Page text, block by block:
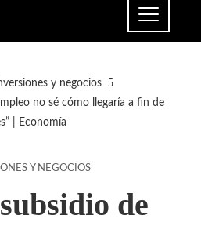
y negocios
no sé cómo llegaría a fin de
| Economía
Y NEGOCIOS
de